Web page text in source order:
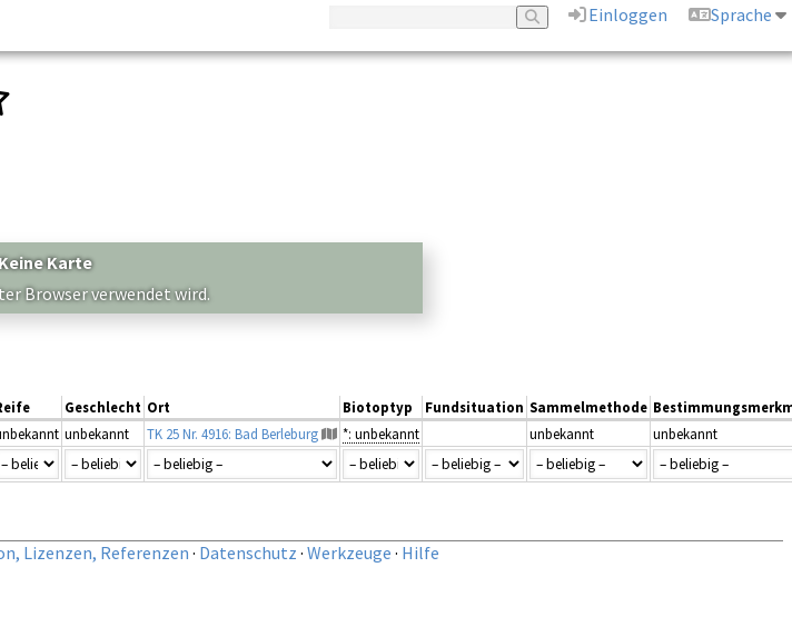
Einloggen
Sprache
Karte
Browser verwendet wird.
Geschlecht Ort Biotoptyp Fundsituation Sammelmethode
unbekannt TK 25 Nr. 4916: Bad Berleburg *: unbekannt unbekannt
unbekannt
Lizenzen, Referenzen· Datenschutz · Werkzeuge · Hilfe